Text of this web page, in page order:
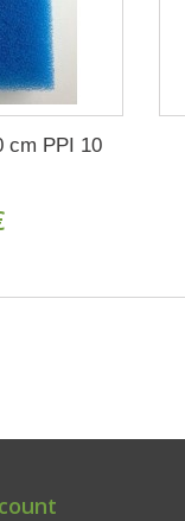
cm PPI 10